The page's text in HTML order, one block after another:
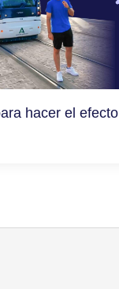
hacer el efecto